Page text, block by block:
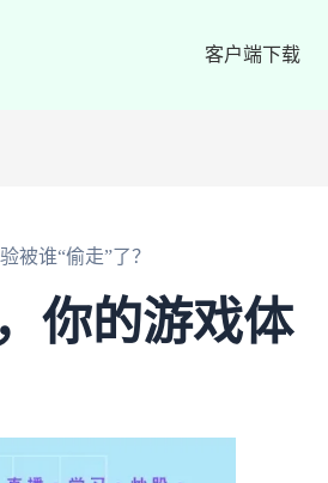
客户端下载
被谁“偷走”了？
你的游戏体